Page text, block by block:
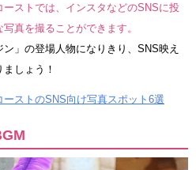
ストでは、インスタなどのSNSに投
真を撮ることができます。
ン」の登場人物になりきり、SNS映え
しょう！
ーストのSNS向け写真スポット6選